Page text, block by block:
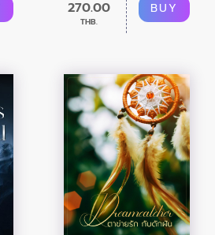
270.00
THB.
BUY